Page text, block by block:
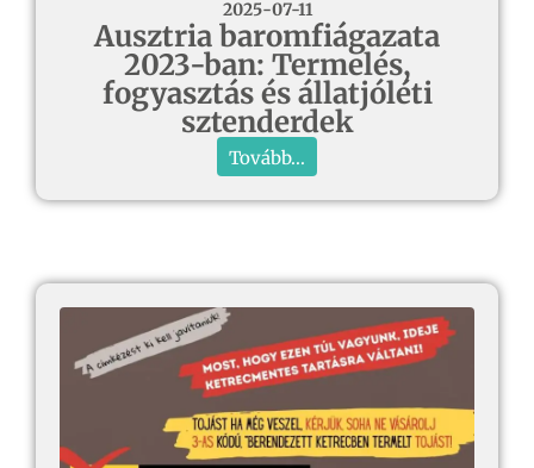
2025-07-11
Ausztria baromfiágazata
2023-ban: Termelés,
fogyasztás és állatjóléti
sztenderdek
Tovább...